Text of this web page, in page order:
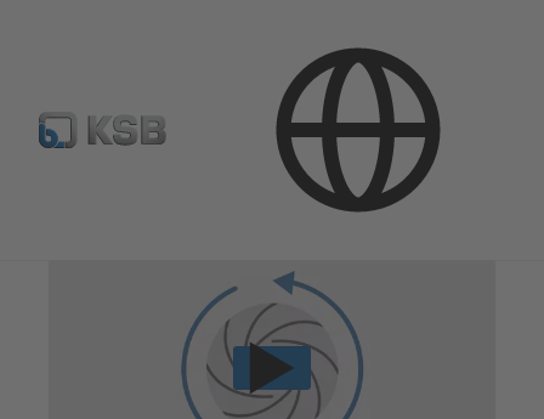
Remontas Atvirkštinė inžinerija